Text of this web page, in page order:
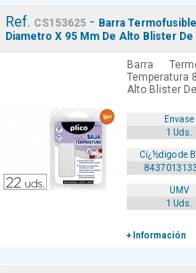
Ref. CS153625 - Barra
Diametro X 95 Mm De Alto Blister De
Barra
Temperatura
Alto Blister
Envase
1 Uds.
Cï¿½digo de
UMV
1 Uds.
+ Información